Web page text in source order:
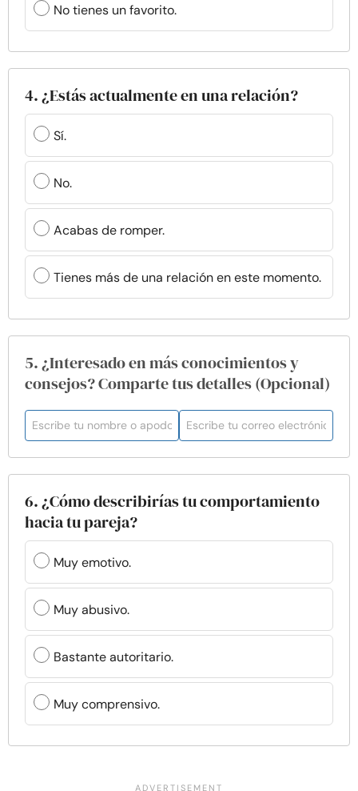
No tienes un favorito.
4. ¿Estás actualmente en una relación?
Sí.
No.
Acabas de romper.
Tienes más de una relación en este momento.
5. ¿Interesado en más conocimientos y
consejos? Comparte tus detalles (Opcional)
6. ¿Cómo describirías tu comportamiento
hacia tu pareja?
Muy emotivo.
Muy abusivo.
Bastante autoritario.
Muy comprensivo.